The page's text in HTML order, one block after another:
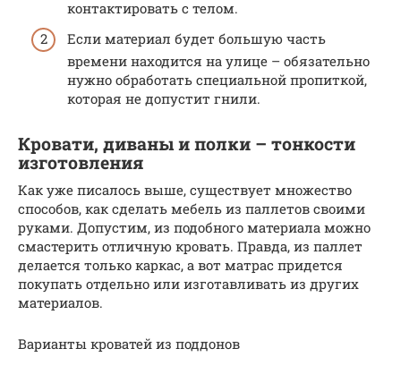
контактировать с телом.
Если материал будет большую часть
времени находится на улице – обязательно
нужно обработать специальной пропиткой,
которая не допустит гнили.
Кровати, диваны и полки – тонкости
изготовления
Как уже писалось выше, существует множество
способов, как сделать мебель из паллетов своими
руками. Допустим, из подобного материала можно
смастерить отличную кровать. Правда, из паллет
делается только каркас, а вот матрас придется
покупать отдельно или изготавливать из других
материалов.
Варианты кроватей из поддонов